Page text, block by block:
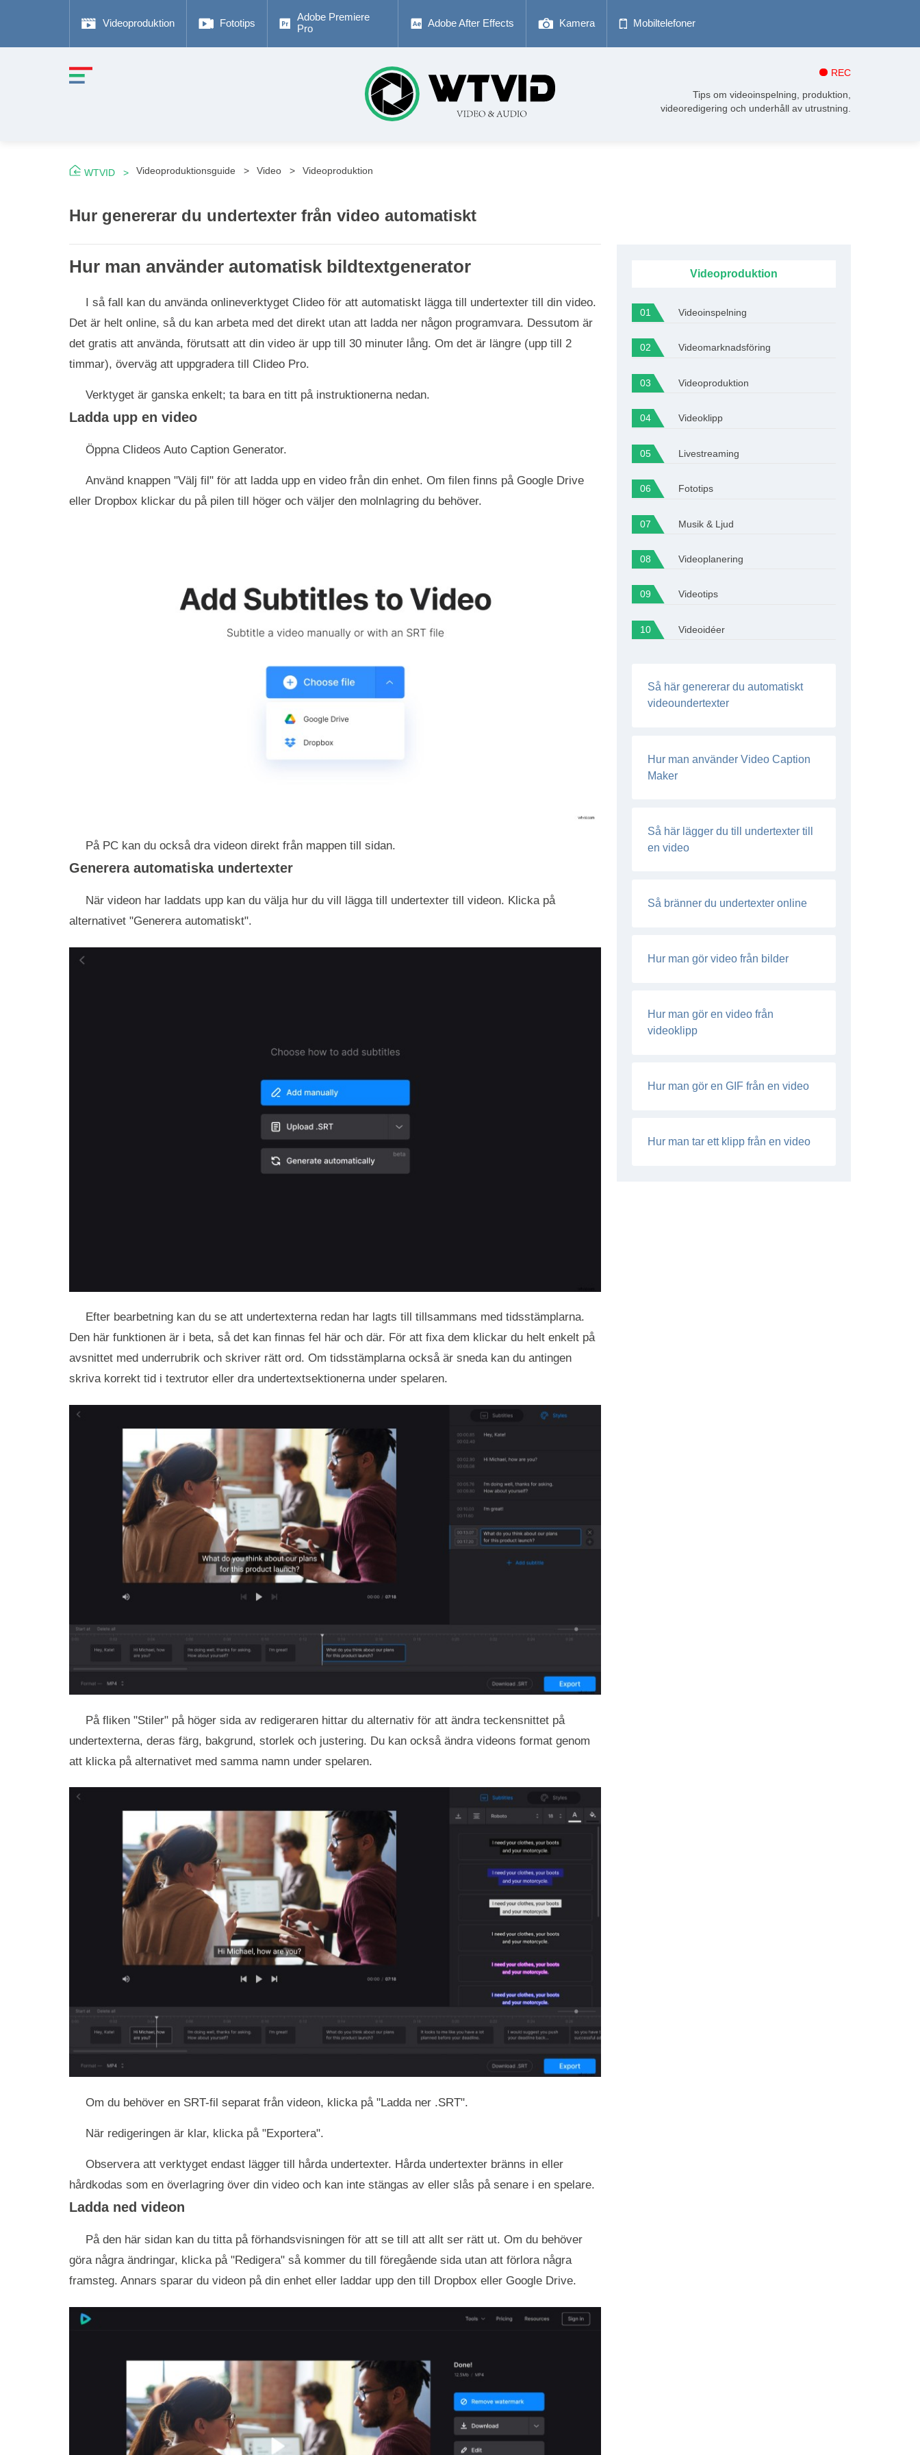
Videoproduktion Fototips
Adobe Premiere
Pro
Adobe After Effects Kamera Mobiltelefoner
REC
Tips om videoinspelning, produktion,
videoredigering och underhåll av utrustning.
WTVID Videoproduktionsguide Video Videoproduktion
Hur genererar du undertexter från video automatiskt
Hur man använder automatisk bildtextgenerator
I så fall kan du använda onlineverktyget Clideo för att automatiskt lägga till undertexter till din video.
Det är helt online, så du kan arbeta med det direkt utan att ladda ner någon programvara. Dessutom är
det gratis att använda, förutsatt att din video är upp till 30 minuter lång. Om det är längre (upp till 2
timmar), överväg att uppgradera till Clideo Pro.
Verktyget är ganska enkelt; ta bara en titt på instruktionerna nedan.
Ladda upp en video
Öppna Clideos Auto Caption Generator.
Använd knappen "Välj fil" för att ladda upp en video från din enhet. Om filen finns på Google Drive
eller Dropbox klickar du på pilen till höger och väljer den molnlagring du behöver.
På PC kan du också dra videon direkt från mappen till sidan.
Generera automatiska undertexter
När videon har laddats upp kan du välja hur du vill lägga till undertexter till videon. Klicka på
alternativet "Generera automatiskt".
Efter bearbetning kan du se att undertexterna redan har lagts till tillsammans med tidsstämplarna.
Den här funktionen är i beta, så det kan finnas fel här och där. För att fixa dem klickar du helt enkelt på
avsnittet med underrubrik och skriver rätt ord. Om tidsstämplarna också är sneda kan du antingen
skriva korrekt tid i textrutor eller dra undertextsektionerna under spelaren.
På fliken "Stiler" på höger sida av redigeraren hittar du alternativ för att ändra teckensnittet på
undertexterna, deras färg, bakgrund, storlek och justering. Du kan också ändra videons format genom
att klicka på alternativet med samma namn under spelaren.
Om du behöver en SRT-fil separat från videon, klicka på "Ladda ner .SRT".
När redigeringen är klar, klicka på "Exportera".
Observera att verktyget endast lägger till hårda undertexter. Hårda undertexter bränns in eller
hårdkodas som en överlagring över din video och kan inte stängas av eller slås på senare i en spelare.
Ladda ned videon
På den här sidan kan du titta på förhandsvisningen för att se till att allt ser rätt ut. Om du behöver
göra några ändringar, klicka på "Redigera" så kommer du till föregående sida utan att förlora några
framsteg. Annars sparar du videon på din enhet eller laddar upp den till Dropbox eller Google Drive.
Videoproduktion
Videoinspelning
Videomarknadsföring
Videoproduktion
Videoklipp
Livestreaming
Fototips
Musik & Ljud
Videoplanering
Videotips
Videoidéer
Så här genererar du automatiskt
videoundertexter
Hur man använder Video Caption
Maker
Så här lägger du till undertexter till
en video
Så bränner du undertexter online
Hur man gör video från bilder
Hur man gör en video från
videoklipp
Hur man gör en GIF från en video
Hur man tar ett klipp från en video